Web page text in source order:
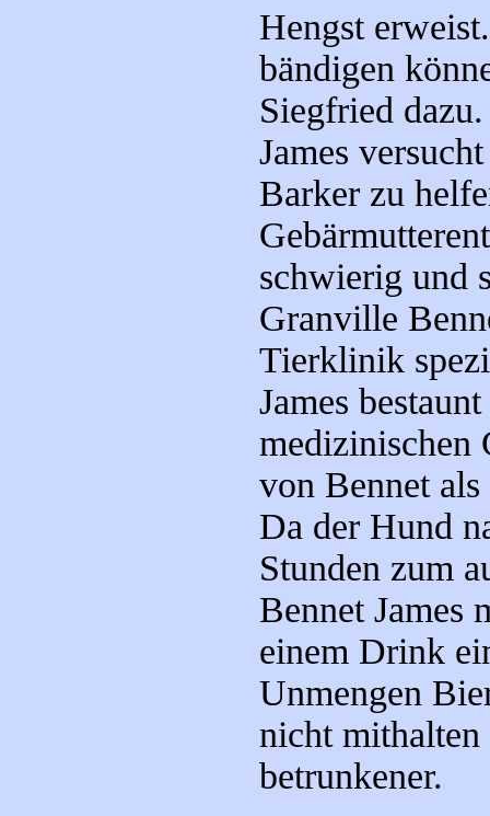
Hengst
bändigen
Siegfried dazu.
James
Barker zu
schwierig und
Granville
Tierklinik
James
medizinischen
von Bennet
Da der Hund
Stunden zum
Bennet James
einem Drink
Unmengen
nicht
betrunkener.